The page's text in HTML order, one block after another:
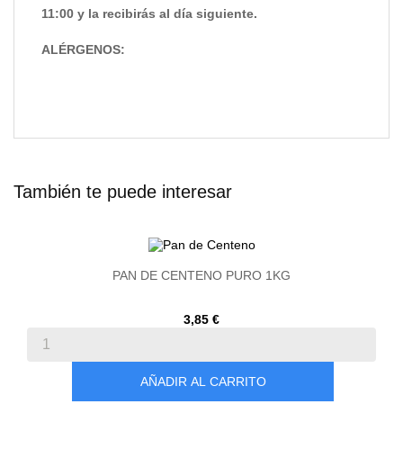
11:00 y la recibirás al día siguiente.
ALÉRGENOS:
También te puede interesar
PAN DE CENTENO PURO 1KG
3,85 €
AÑADIR AL CARRITO